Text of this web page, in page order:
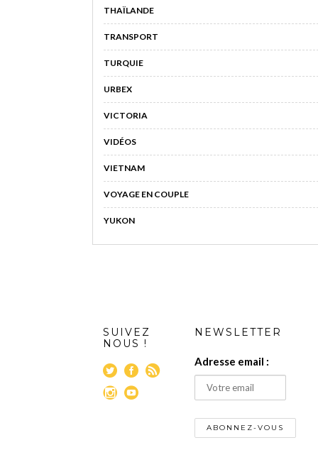
THAÏLANDE
TRANSPORT
TURQUIE
URBEX
VICTORIA
VIDÉOS
VIETNAM
VOYAGE EN COUPLE
YUKON
SUIVEZ
NOUS !
NEWSLETTER
Adresse email :